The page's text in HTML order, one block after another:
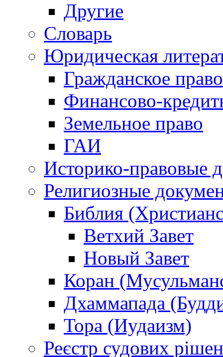
Другие
Словарь
Юридическая
Гражданское право
Финансово-
Земельное право
ГАИ
Историко-правовые
Религиозные
Библия
Ветхий Завет
Новый Завет
Коран
Дхаммапада
Тора (Иудаизм)
Реєстр судових